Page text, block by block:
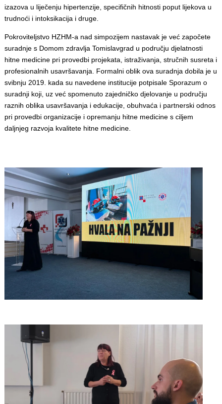
izazova u liječenju hipertenzije, specifičnih hitnosti poput lijekova u
trudnoći i intoksikacija i druge.
Pokroviteljstvo HZHM-a nad simpozijem nastavak je već započete
suradnje s Domom zdravlja Tomislavgrad u području djelatnosti
hitne medicine pri provedbi projekata, istraživanja, stručnih susreta i
profesionalnih usavršavanja. Formalni oblik ova suradnja dobila je u
svibnju 2019. kada su navedene institucije potpisale Sporazum o
suradnji koji, uz već spomenuto zajedničko djelovanje u području
raznih oblika usavršavanja i edukacije, obuhvaća i partnerski odnos
pri provedbi organizacije i opremanju hitne medicine s ciljem
daljnjeg razvoja kvalitete hitne medicine.